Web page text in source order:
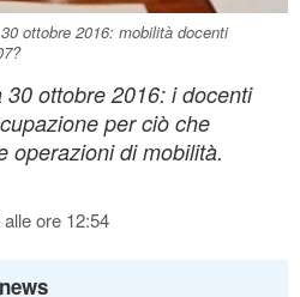
ottobre 2016: mobilità docenti
ottobre 2016: i docenti
per ciò che
operazioni di mobilità.
ore 12:54